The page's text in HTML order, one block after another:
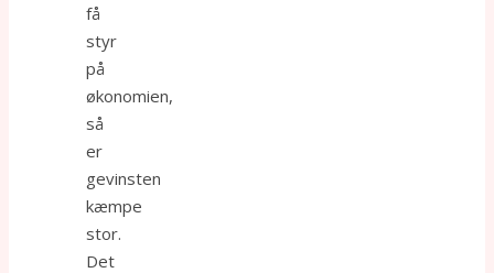
få
styr
på
økonomien,
så
er
gevinsten
kæmpe
stor.
Det